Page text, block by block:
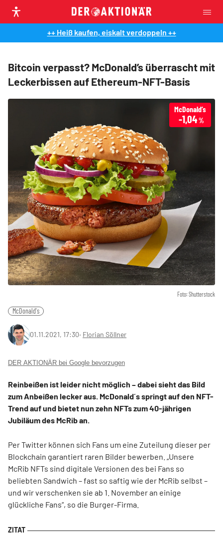
++ Heiß kaufen, eiskalt verdoppeln ++
Bitcoin verpasst? McDonald’s überrascht mit
Leckerbissen auf Ethereum-NFT-Basis
Foto: Shutterstock
McDonald’s
-1,04 %
McDonald's
01.11.2021, 17:30‧ Florian Söllner
DER AKTIONÄR bei Google bevorzugen
Reinbeißen ist leider nicht möglich – dabei sieht das Bild
zum Anbeißen lecker aus. McDonald´s springt auf den NFT-
Trend auf und bietet nun zehn NFTs zum 40-jährigen
Jubiläum des McRib an.
Per Twitter können sich Fans um eine Zuteilung dieser per
Blockchain garantiert raren Bilder bewerben. „Unsere
McRib NFTs sind digitale Versionen des bei Fans so
beliebten Sandwich – fast so saftig wie der McRib selbst –
und wir verschenken sie ab 1. November an einige
glückliche Fans“, so die Burger-Firma.